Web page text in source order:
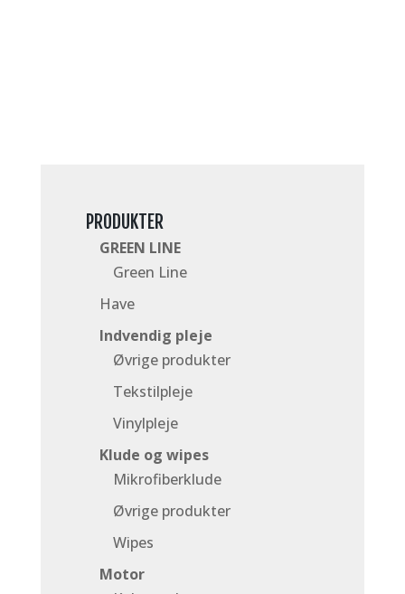
PRODUKTER
GREEN LINE
Green Line
Have
Indvendig pleje
Øvrige produkter
Tekstilpleje
Vinylpleje
Klude og wipes
Mikrofiberklude
Øvrige produkter
Wipes
Motor